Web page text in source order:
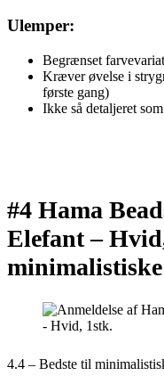
Ulemper:
Begrænset
Kræver øvelse i
første gang)
Ikke så detaljeret
#4 Hama
Elefant –
4.4 – Bedste til